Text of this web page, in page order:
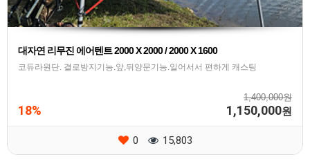
대자연 리무진 에어텐트 2000 X 2000 / 2000 X 1600
코듀라원단. 결로방지기능.앞,뒤양문기능.일어서서 편하게 캐스팅
1,400,000원
18% 1,150,000원
0 15,803